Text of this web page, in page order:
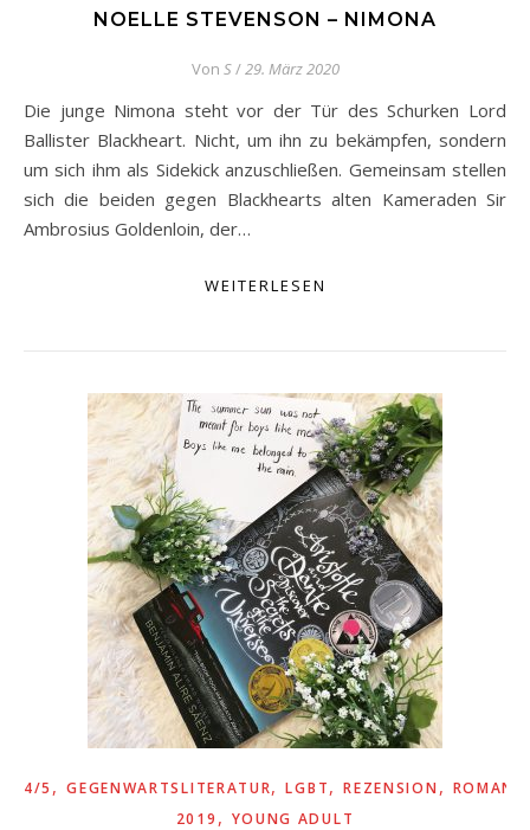
NOELLE STEVENSON – NIMONA
Von S/29. März 2020
Die junge Nimona steht vor der Tür des Schurken Lord
Ballister Blackheart. Nicht, um ihn zu bekämpfen, sondern
um sich ihm als Sidekick anzuschließen. Gemeinsam stellen
sich die beiden gegen Blackhearts alten Kameraden Sir
Ambrosius Goldenloin, der…
WEITERLESEN
4/5 ,GEGENWARTSLITERATUR,LGBT,REZENSION ,
2019 , YOUNG ADULT